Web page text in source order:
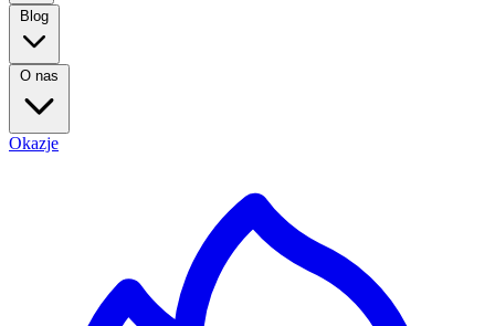
Blog
O nas
Okazje